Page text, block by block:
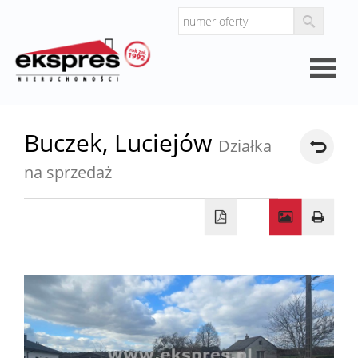
firmie
Buczek, Luciejów Działka
na sprzedaż